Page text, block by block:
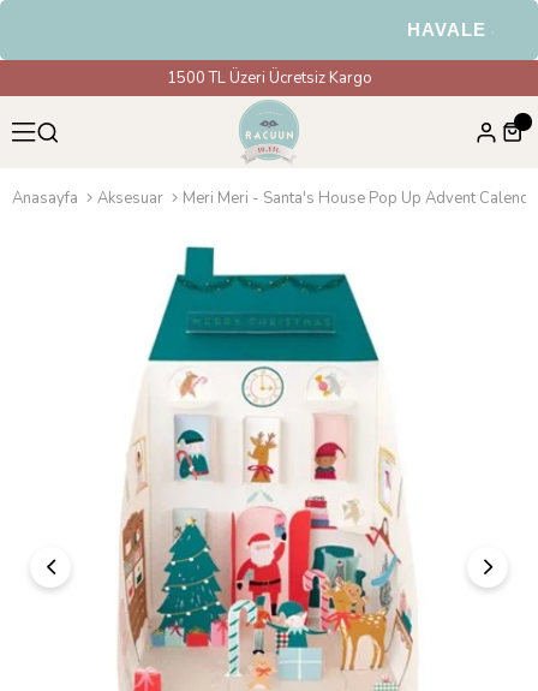
HAVALE &
1500 TL Üzeri Ücretsiz Kargo
Anasayfa Aksesuar